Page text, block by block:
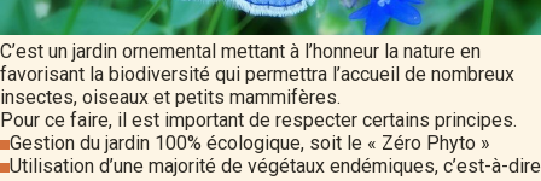
C’est un jardin ornemental mettant à l’honneur la nature en
favorisant la biodiversité qui permettra l’accueil de nombreux
insectes, oiseaux et petits mammifères.
Pour ce faire, il est important de respecter certains principes.
Gestion du jardin 100% écologique, soit le « Zéro Phyto »
Utilisation d’une majorité de végétaux endémiques, c’est-à-dire